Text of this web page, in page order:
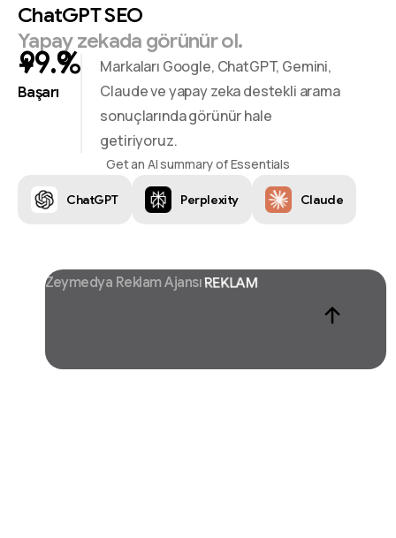
ChatGPTSEO
Yapayzekada görünürol.
+ %
Başarı
Markaları Google, ChatGPT, Gemini,
Claude ve yapay zeka destekli arama
sonuçlarında görünür hale
getiriyoruz.
Get an AI summary of Essentials
ChatGPT Perplexity Claude
Zeymedya Reklam AjansıCHATGPT SEO